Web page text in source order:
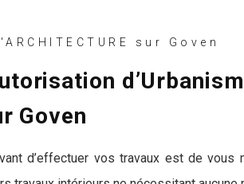
sur Goven
Goven
d’effectuer vos travaux est de